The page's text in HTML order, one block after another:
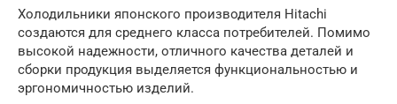
Холодильники японского производителя Hitachi
создаются для среднего класса потребителей. Помимо
высокой надежности, отличного качества деталей и
сборки продукция выделяется функциональностью и
эргономичностью изделий.